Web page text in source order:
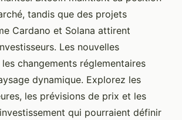
tandis que des projets
Cardano et Solana attirent
Les nouvelles
changements réglementaires
dynamique. Explorez les
les prévisions de prix et les
qui pourraient définir